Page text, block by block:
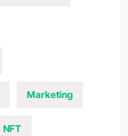
Marketing
NFT